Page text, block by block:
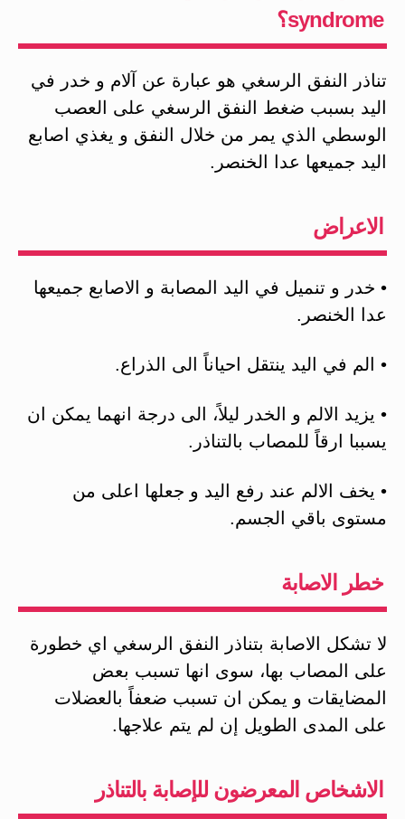
syndrome؟
تناذر النفق الرسغي هو عبارة عن آلام و خدر في
اليد بسبب ضغط النفق الرسغي على العصب
الوسطي الذي يمر من خلال النفق و يغذي اصابع
اليد جميعها عدا الخنصر.
الاعراض
• خدر و تنميل في اليد المصابة و الاصابع جميعها
عدا الخنصر.
• الم في اليد ينتقل احياناً الى الذراع.
• يزيد الالم و الخدر ليلاً، الى درجة انهما يمكن ان
يسببا ارقاً للمصاب بالتناذر.
• يخف الالم عند رفع اليد و جعلها اعلى من
مستوى باقي الجسم.
خطر الاصابة
لا تشكل الاصابة بتناذر النفق الرسغي اي خطورة
على المصاب بها، سوى انها تسبب بعض
المضايقات و يمكن ان تسبب ضعفاً بالعضلات
على المدى الطويل إن لم يتم علاجها.
الاشخاص المعرضون للإصابة بالتناذر